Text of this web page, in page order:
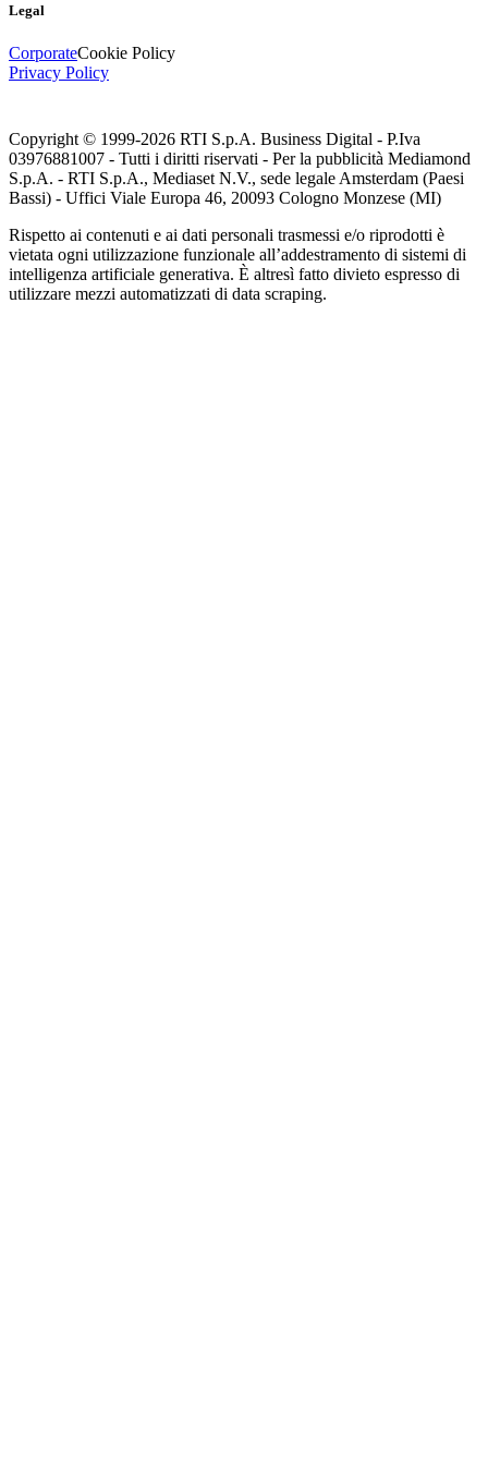
Legal
CorporateCookie Policy
Privacy Policy
Copyright © 1999-2026 RTI S.p.A. Business Digital - P.Iva
03976881007 - Tutti i diritti riservati - Per la pubblicità Mediamond
S.p.A. - RTI S.p.A., Mediaset N.V., sede legale Amsterdam (Paesi
Bassi) - Uffici Viale Europa 46, 20093 Cologno Monzese (MI)
Rispetto ai contenuti e ai dati personali trasmessi e/o riprodotti è
vietata ogni utilizzazione funzionale all’addestramento di sistemi di
intelligenza artificiale generativa. È altresì fatto divieto espresso di
utilizzare mezzi automatizzati di data scraping.